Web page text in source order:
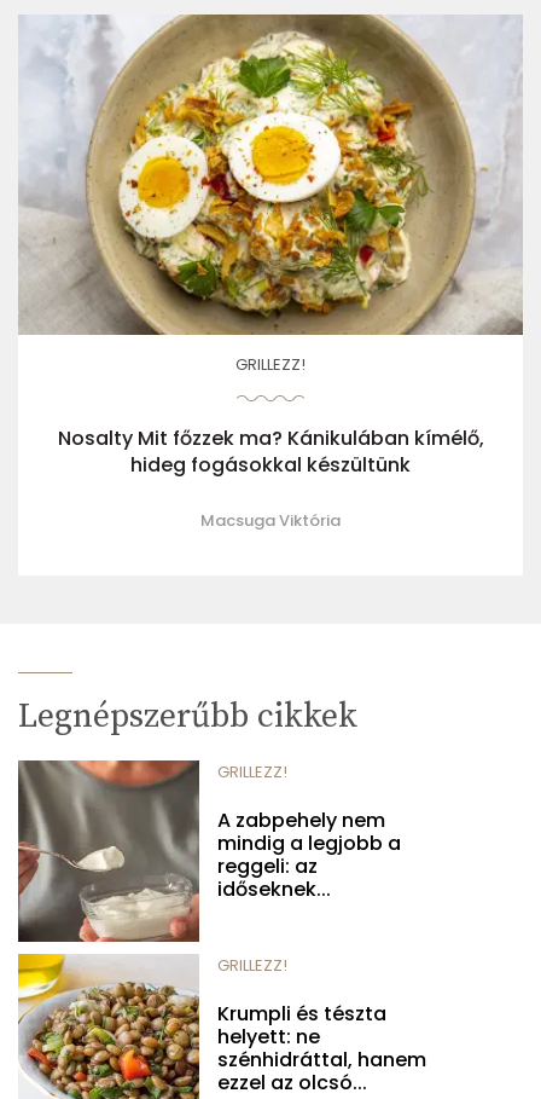
GRILLEZZ!
Nosalty Mit főzzek ma? Kánikulában kímélő,
hideg fogásokkal készültünk
Macsuga Viktória
Legnépszerűbb cikkek
GRILLEZZ!
A zabpehely nem
mindig a legjobb a
reggeli: az
időseknek...
GRILLEZZ!
Krumpli és tészta
helyett: ne
szénhidráttal, hanem
ezzel az olcsó...